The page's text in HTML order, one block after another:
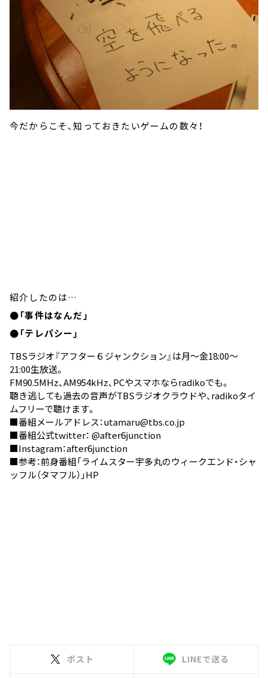
今だからこそ、知っておきたいゲームの数々！
紹介したのは…
●「事件はなんだ」
●「テレパシー」
TBSラジオ『アフター６ジャンクション』は月～金18:00～
21:00生放送。
FM90.5MHz、AM954kHz、PCやスマホならradikoでも。
聴き逃しても過去の音声がTBSラジオクラウドや、 radikoタイ
ムフリーで聴けます。
■番組メールアドレス：utamaru@tbs.co.jp
■番組公式twitter： @after6junction
■Instagram：after6junction
■参考：前身番組「ライムスター宇多丸のウィークエンド・シャ
ッフル（タマフル）」HP
ポスト LINEで送る